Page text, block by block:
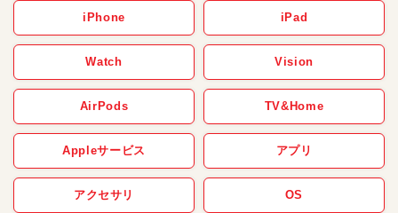
iPhone iPad
Watch Vision
AirPods TV&Home
Appleサービス アプリ
アクセサリ OS